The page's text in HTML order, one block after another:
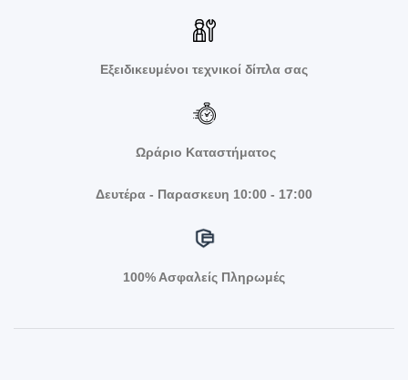
Εξειδικευμένοι τεχνικοί δίπλα σας
Ωράριο Καταστήματος
Δευτέρα - Παρασκευη 10:00 - 17:00
100% Ασφαλείς Πληρωμές